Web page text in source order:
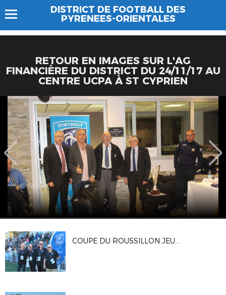
DISTRICT DE FOOTBALL DES
PYRENEES-ORIENTALES
RETOUR EN IMAGES SUR L'AG
FINANCIÈRE DU DISTRICT DU 24/11/17 AU
CENTRE UCPA À ST CYPRIEN
COUPE DU ROUSSILLON JEUNES (2)